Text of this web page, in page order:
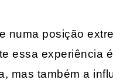
numa posição
essa experiência
mas também a